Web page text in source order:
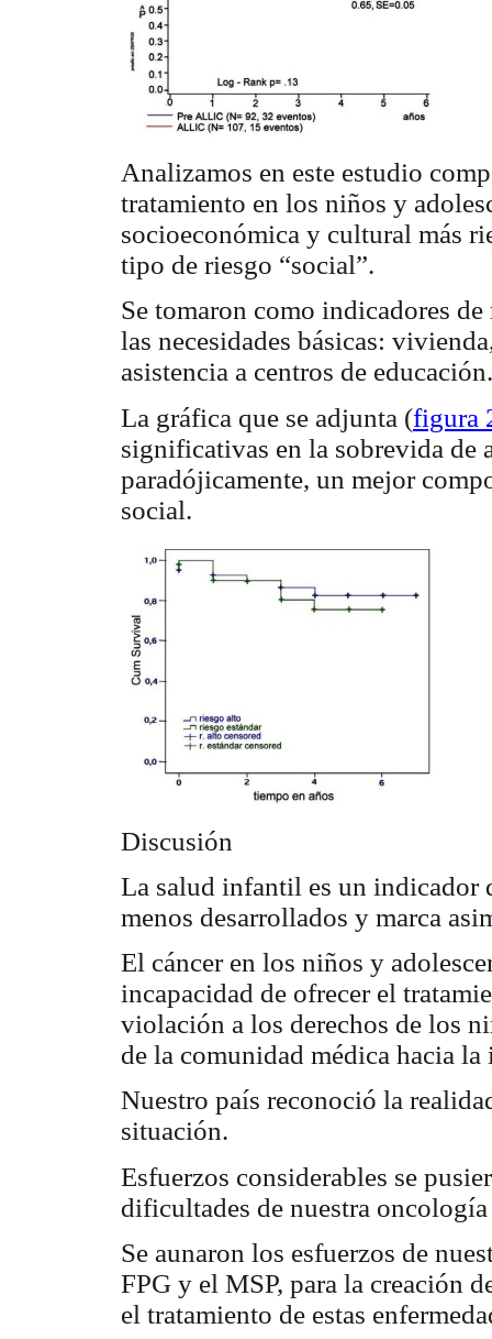
Analizamos en este estudio
tratamiento en los niños y
socioeconómica y cultural más
tipo de riesgo “social”.
Se tomaron como indicadores
las necesidades básicas:
asistencia a centros de
La gráfica que se adjunta (figura
significativas en la sobrevida de
paradójicamente, un mejor
social.
Discusión
La salud infantil es un indicador
menos desarrollados y marca
El cáncer en los niños y
incapacidad de ofrecer el
violación a los derechos de los
de la comunidad médica hacia
Nuestro país reconoció la
situación.
Esfuerzos considerables se
dificultades de nuestra
Se aunaron los esfuerzos de
FPG y el MSP, para la creación
el tratamiento de estas